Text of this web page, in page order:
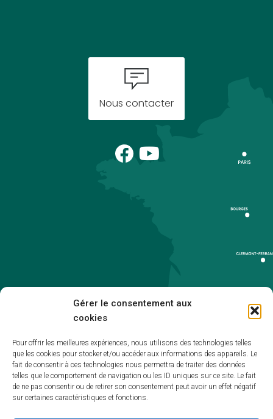
Gérer le consentement aux
cookies
Pour offrir les meilleures expériences, nous utilisons des technologies telles
que les cookies pour stocker et/ou accéder aux informations des appareils. Le
fait de consentir à ces technologies nous permettra de traiter des données
telles que le comportement de navigation ou les ID uniques sur ce site. Le fait
de ne pas consentir ou de retirer son consentement peut avoir un effet négatif
sur certaines caractéristiques et fonctions.
Nous contacter
Accessibilité